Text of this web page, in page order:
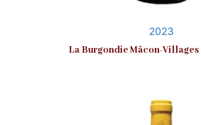
2023
La Burgondie Mâcon-